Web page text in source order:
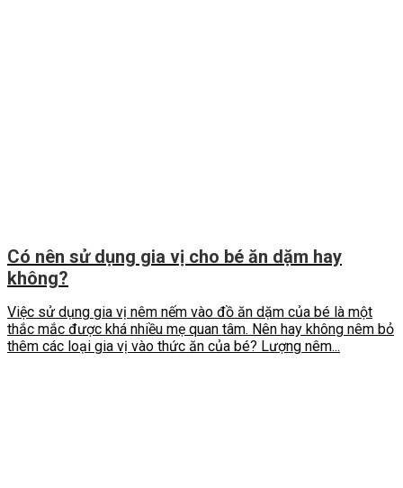
Có nên sử dụng gia vị cho bé ăn dặm hay
không?
Việc sử dụng gia vị nêm nếm vào đồ ăn dặm của bé là một
thắc mắc được khá nhiều mẹ quan tâm. Nên hay không nêm bỏ
thêm các loại gia vị vào thức ăn của bé? Lượng nêm...